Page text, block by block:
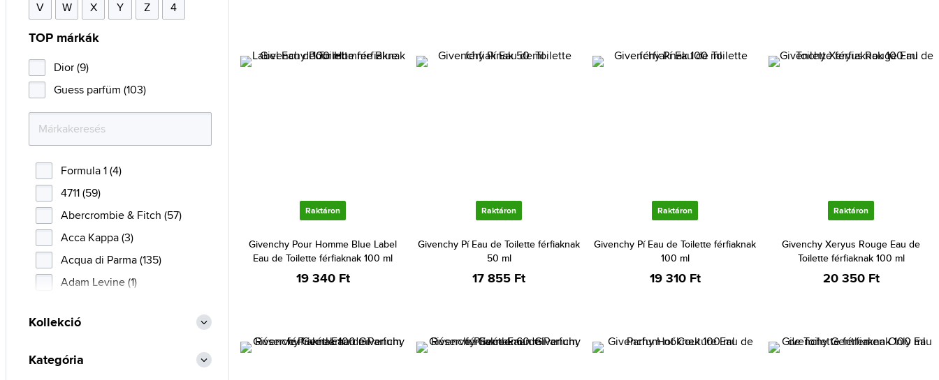
Raktáron
Givenchy Pour Homme Blue Label
Eau de Toilette férfiaknak 100 ml
19 340 Ft
Raktáron
Givenchy Pí Eau de Toilette férfiaknak
50 ml
17 855 Ft
Raktáron
Givenchy Pí Eau de Toilette férfiaknak
100 ml
19 310 Ft
Raktáron
Givenchy Xeryus Rouge Eau de
Toilette férfiaknak 100 ml
20 350 Ft
V
W X Y Z 4
TOP márkák
Dior (9)
Guess parfüm (103)
Formula 1 (4)
4711 (59)
Abercrombie & Fitch (57)
Acca Kappa (3)
Acqua di Parma (135)
Adam Levine (1)
Adolfo Dominguez (42)
Kollekció
Kategória